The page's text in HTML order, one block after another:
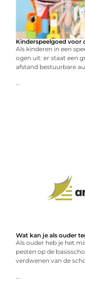
Kinderspeelgoed voor
Als kinderen in een
ogen uit: er staat een
afstand bestuurbare
...
Wat kan je als ouder
Als ouder heb je het
pesten op de
verdwenen van de
...